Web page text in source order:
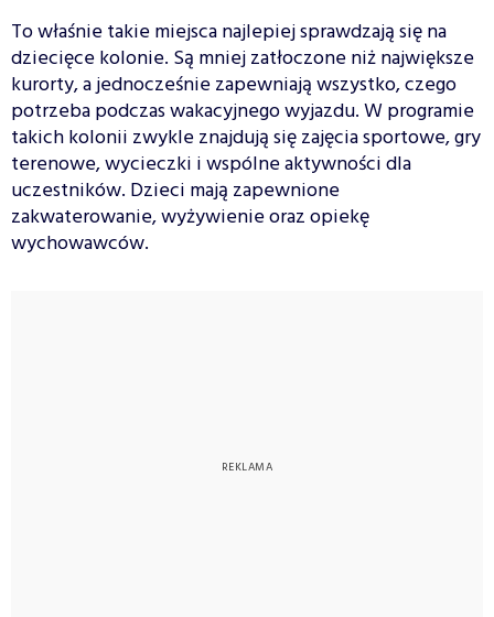
To właśnie takie miejsca najlepiej sprawdzają się na
dziecięce kolonie. Są mniej zatłoczone niż największe
kurorty, a jednocześnie zapewniają wszystko, czego
potrzeba podczas wakacyjnego wyjazdu. W programie
takich kolonii zwykle znajdują się zajęcia sportowe, gry
terenowe, wycieczki i wspólne aktywności dla
uczestników. Dzieci mają zapewnione
zakwaterowanie, wyżywienie oraz opiekę
wychowawców.